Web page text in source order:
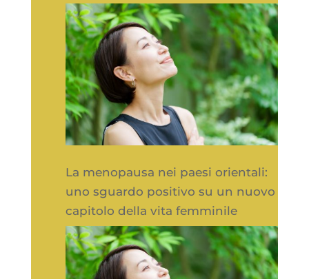
La menopausa nei paesi orientali:
uno sguardo positivo su un nuovo
capitolo della vita femminile